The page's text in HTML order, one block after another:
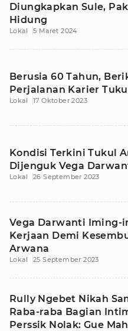
Diungkapkan Sule,
Hidung
Lokal 5 Maret 2024
Berusia 60 Tahun,
Perjalanan Karier
Lokal 17 Oktober 2023
Kondisi Terkini Tukul
Dijenguk Vega
Lokal 26 September 2023
Vega Darwanti Iming-
Kerjaan Demi
Arwana
Lokal 25 September 2023
Rully Ngebet Nikah
Raba-raba Bagian
Perssik Nolak: Gue